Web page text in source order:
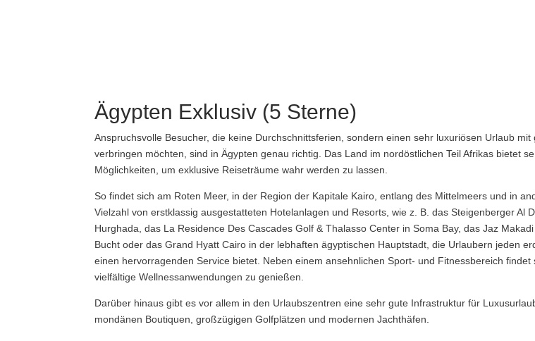
Ägypten Exklusiv (5 Sterne)
Anspruchsvolle Besucher, die keine Durchschnittsferien, sondern einen sehr luxuriösen Urlaub
verbringen möchten, sind in Ägypten genau richtig. Das Land im nordöstlichen Teil Afrikas bietet
Möglichkeiten, um exklusive Reiseträume wahr werden zu lassen.
So findet sich am Roten Meer, in der Region der Kapitale Kairo, entlang des Mittelmeers und in
Vielzahl von erstklassig ausgestatteten Hotelanlagen und Resorts, wie z. B. das Steigenberger Al
Hurghada, das La Residence Des Cascades Golf & Thalasso Center in Soma Bay, das Jaz
Bucht oder das Grand Hyatt Cairo in der lebhaften ägyptischen Hauptstadt, die Urlaubern jeden
einen hervorragenden Service bietet. Neben einem ansehnlichen Sport- und Fitnessbereich findet
vielfältige Wellnessanwendungen zu genießen.
Darüber hinaus gibt es vor allem in den Urlaubszentren eine sehr gute Infrastruktur für
mondänen Boutiquen, großzügigen Golfplätzen und modernen Jachthäfen.